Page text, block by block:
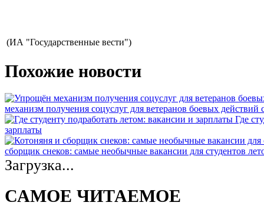
(ИА "Государственные вести")
Похожие новости
механизм получения соцуслуг для ветеранов боевых действий
Где
зарплаты
сборщик снеков: самые необычные вакансии для студентов
Загрузка...
САМОЕ ЧИТАЕМОЕ